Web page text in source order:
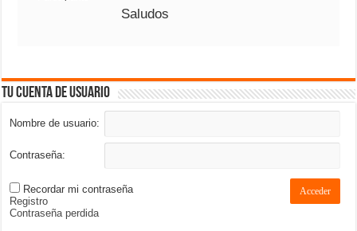
Saludos
Tu cuenta de usuario
Nombre de usuario:
Contraseña:
Recordar mi contraseña Acceder
Registro
Contraseña perdida